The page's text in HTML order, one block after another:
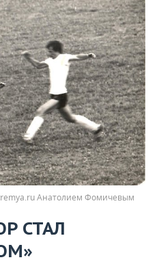
Анатолием Фомичевым
СТАЛ